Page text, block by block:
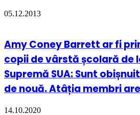
05.12.2013
Amy Coney Barrett ar fi
copii de vârstă școlară de
Supremă SUA: Sunt
de nouă. Atâția membri
14.10.2020